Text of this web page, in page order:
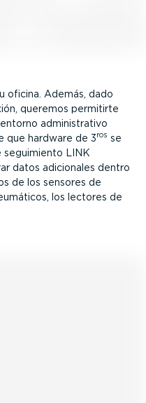
oficina. Además, dado
queremos permitirte
adminis­trativo
que hardware de 3ros se
seguimiento LINK
datos adicionales dentro
de los sensores de
los lectores de